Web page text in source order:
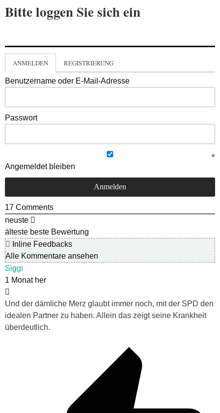
Bitte loggen Sie sich ein
ANMELDEN REGISTRIERUNG
Benutzername oder E-Mail-Adresse
Passwort
Angemeldet bleiben
17 Comments
neuste
älteste beste Bewertung
Inline Feedbacks
Alle Kommentare ansehen
Siggi
1 Monat her
Und der dämliche Merz glaubt immer noch, mit der SPD den
idealen Partner zu haben. Allein das zeigt seine Krankheit
überdeutlich.